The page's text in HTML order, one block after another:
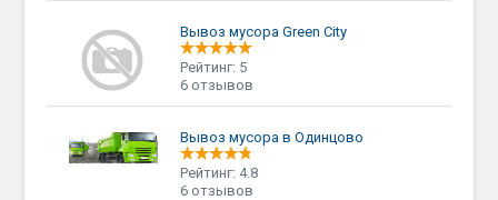
Вывоз мусора Green City
Рейтинг: 5
6 отзывов
Вывоз мусора в Одинцово
Рейтинг: 4.8
6 отзывов